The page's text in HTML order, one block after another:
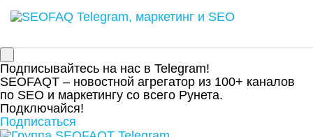
Подписывайтесь на нас в Telegram!
SEOFAQT – новостной агрегатор из 100+ каналов
по SEO и маркетингу со всего Рунета.
Подключайся!
Подписаться